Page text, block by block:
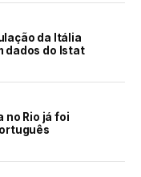
da Itália
dados do Istat
no Rio já foi